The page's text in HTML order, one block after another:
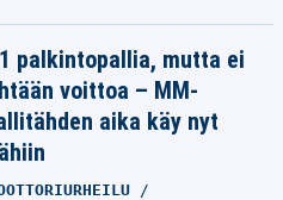
palkintopallia, mutta ei
voittoa – MM-
aika käy nyt